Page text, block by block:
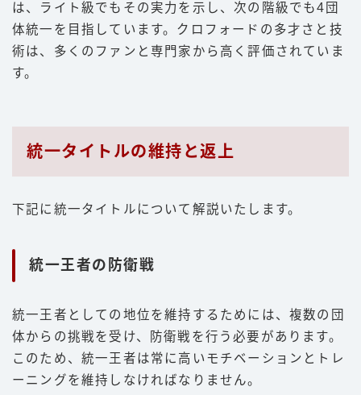
は、ライト級でもその実力を示し、次の階級でも4団
体統一を目指しています。クロフォードの多才さと技
術は、多くのファンと専門家から高く評価されていま
す。
統一タイトルの維持と返上
下記に統一タイトルについて解説いたします。
統一王者の防衛戦
統一王者としての地位を維持するためには、複数の団
体からの挑戦を受け、防衛戦を行う必要があります。
このため、統一王者は常に高いモチベーションとトレ
ーニングを維持しなければなりません。